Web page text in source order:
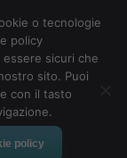
o tecnologie
policy
sicuri che
sito. Puoi
con il tasto
policy